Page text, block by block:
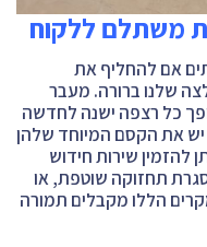
משתלם ללקוח
אם להחליף את
שלנו ברורה. מעבר
כל רצפה ישנה לחדשה
יש את הקסם המיוחד שלהן
להזמין שירות חידוש
תחזוקה שוטפת, או
הללו מקבלים תמורה